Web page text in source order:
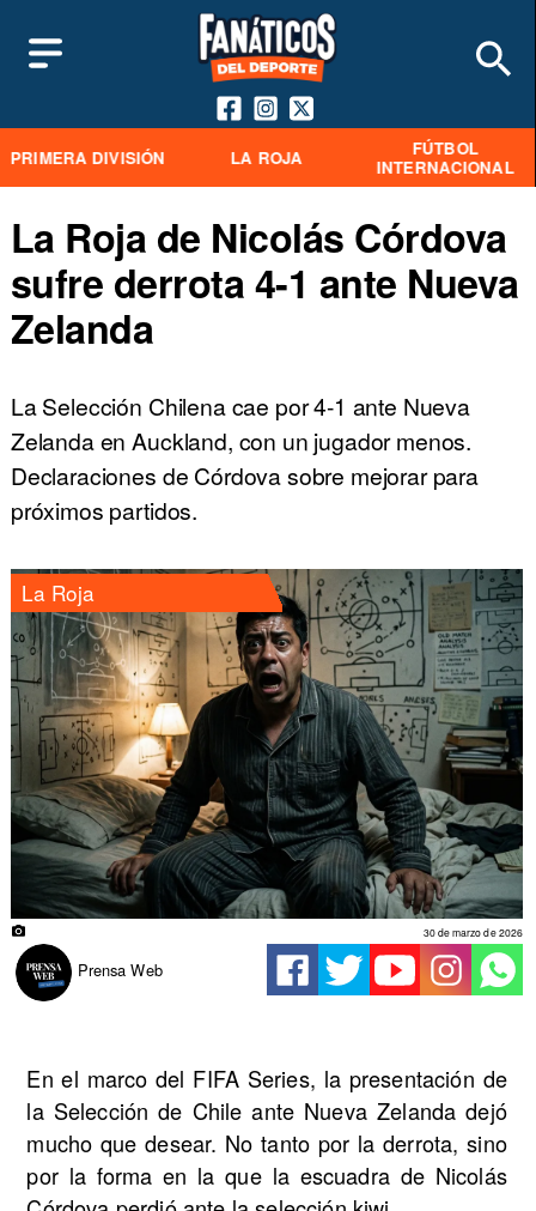
PRIMERA DIVISIÓN LA ROJA
FÚTBOL
INTERNACIONAL
La Roja de Nicolás Córdova
sufre derrota 4-1 ante Nueva
Zelanda
La Selección Chilena cae por 4-1 ante Nueva
Zelanda en Auckland, con un jugador menos.
Declaraciones de Córdova sobre mejorar para
próximos partidos.
La Roja
Prensa Web
30 de marzo de 2026
En el marco del FIFA Series, la presentación de
la Selección de Chile ante Nueva Zelanda dejó
mucho que desear. No tanto por la derrota, sino
por la forma en la que la escuadra de Nicolás